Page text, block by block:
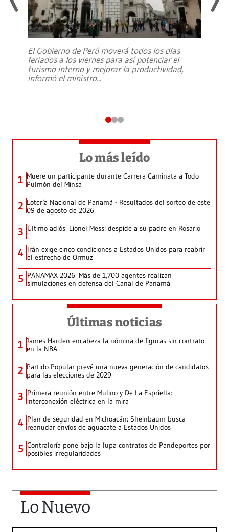
El Gobierno de Perú moverá todos los días
feriados a los viernes para así potenciar el
turismo interno y mejorar la productividad,
informó el ministro...
Lo más leído
1 Muere un participante durante Carrera Caminata a Todo
Pulmón del Minsa
2 Lotería Nacional de Panamá - Resultados del sorteo de este
09 de agosto de 2026
3 Último adiós: Lionel Messi despide a su padre en Rosario
4 Irán exige cinco condiciones a Estados Unidos para reabrir
el estrecho de Ormuz
5 PANAMAX 2026: Más de 1,700 agentes realizan
simulaciones en defensa del Canal de Panamá
Últimas noticias
1 James Harden encabeza la nómina de figuras sin contrato
en la NBA
2 Partido Popular prevé una nueva generación de candidatos
para las elecciones de 2029
3 Primera reunión entre Mulino y De La Espriella:
interconexión eléctrica en la mira
4 Plan de seguridad en Michoacán: Sheinbaum busca
reanudar envíos de aguacate a Estados Unidos
5 Contraloría pone bajo la lupa contratos de Pandeportes por
posibles irregularidades
Lo Nuevo